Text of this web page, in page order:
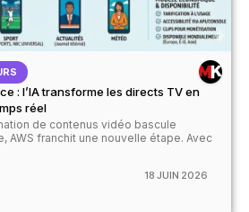
: l’IA transforme les directs TV en
réel
de contenus vidéo bascule
AWS franchit une nouvelle étape. Avec
18 JUIN 2026